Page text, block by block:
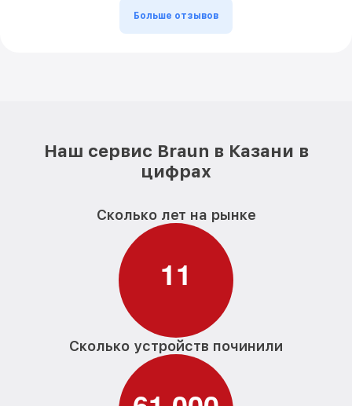
Больше отзывов
Наш сервис Braun в Казани в
цифрах
Сколько лет на рынке
11
Сколько устройств починили